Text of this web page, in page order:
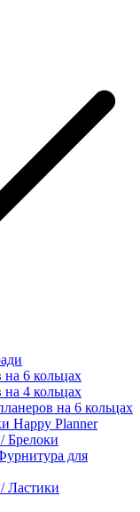
6 кольцах
4 кольцах
на 6 кольцах
Happy Planner
Брелоки
для
Ластики